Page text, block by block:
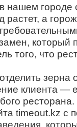
нашем городе
растет, а
который
того, что
зерна
клиента —
timeout.kz